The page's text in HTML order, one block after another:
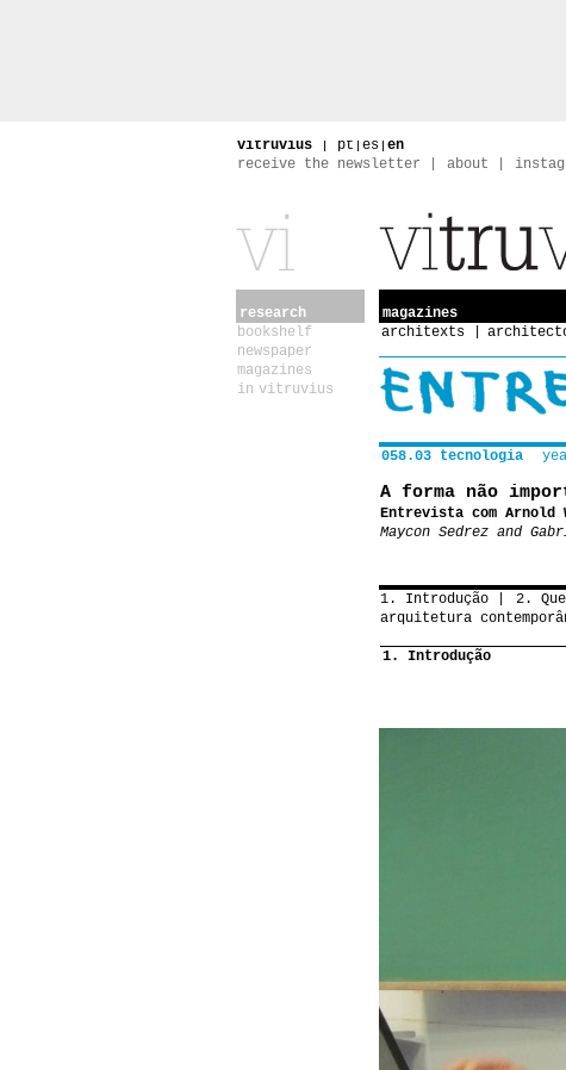
vitruvius | pt | es | en
receive the newsletter
about
research
bookshelf
newspaper
magazines
in vitruvius
magazines
architexts
058.03 tecnologia
A forma não
Entrevista com Arnold
Maycon Sedrez and
1. Introdução 2.
arquitetura
1. Introdução